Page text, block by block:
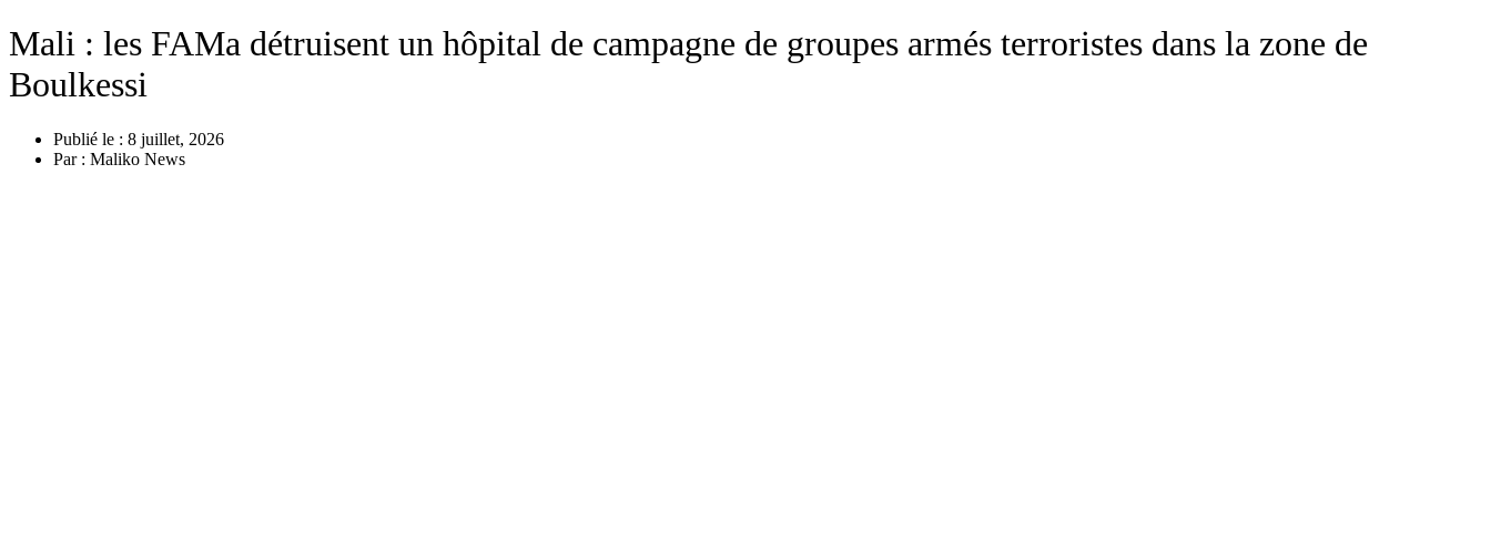
Mali : les FAMa détruisent un hôpital de campagne de groupes armés terroristes dans la zone de
Boulkessi
Publié le : 8 juillet, 2026
Par : Maliko News